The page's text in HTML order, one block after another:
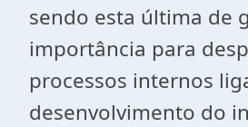
sendo esta última de
importância para
processos internos
desenvolvimento do